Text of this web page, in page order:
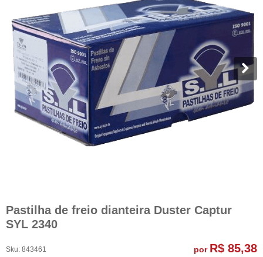
Pastilha de freio dianteira Duster Captur
SYL 2340
Sku: 843461
por R$ 85,38